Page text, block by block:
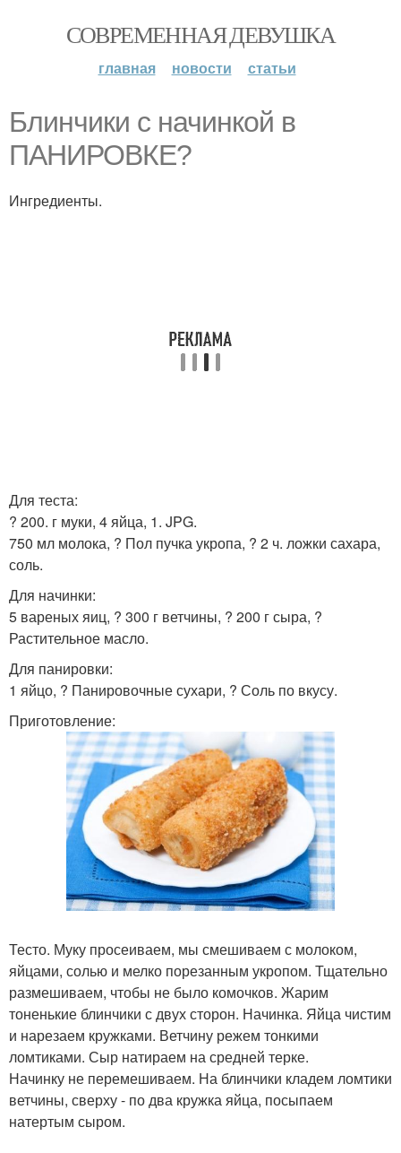
СОВРЕМЕННАЯ ДЕВУШКА
главная новости статьи
Блинчики с начинкой в
ПАНИРОВКЕ?
Ингредиенты.
Для теста:
? 200. г муки, 4 яйца, 1. JPG.
750 мл молока, ? Пол пучка укропа, ? 2 ч. ложки сахара,
соль.
Для начинки:
5 вареных яиц, ? 300 г ветчины, ? 200 г сыра, ?
Растительное масло.
Для панировки:
1 яйцо, ? Панировочные сухари, ? Соль по вкусу.
Приготовление:
Тесто. Муку просеиваем, мы смешиваем с молоком,
яйцами, солью и мелко порезанным укропом. Тщательно
размешиваем, чтобы не было комочков. Жарим
тоненькие блинчики с двух сторон. Начинка. Яйца чистим
и нарезаем кружками. Ветчину режем тонкими
ломтиками. Сыр натираем на средней терке.
Начинку не перемешиваем. На блинчики кладем ломтики
ветчины, сверху - по два кружка яйца, посыпаем
натертым сыром.